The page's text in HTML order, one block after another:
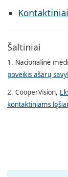
Šaltiniai
1. Nacionalinė
poveikis ašarų
2. CooperVision,
kontaktiniams